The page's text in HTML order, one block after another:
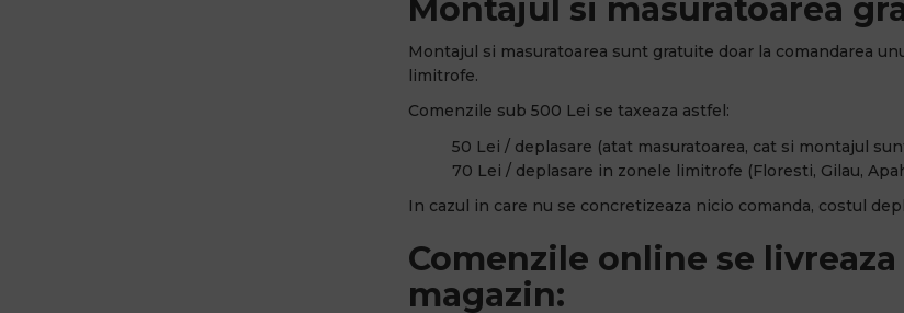
Montajul si masuratoarea
Montajul si masuratoarea sunt gratuite doar la comandarea
limitrofe.
Comenzile sub 500 Lei se taxeaza astfel:
50 Lei / deplasare (atat masuratoarea, cat si montajul
70 Lei / deplasare in zonele limitrofe (Floresti, Gilau,
In cazul in care nu se concretizeaza nicio comanda, costul
Comenzile online se
magazin: